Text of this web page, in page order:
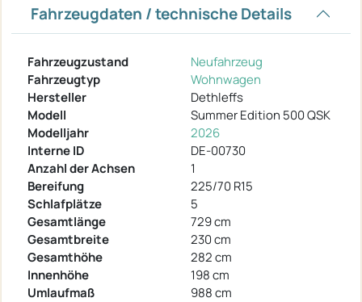
Fahrzeugdaten / technische Details
Fahrzeugzustand
Neufahrzeug
Fahrzeugtyp
Wohnwagen
Hersteller
Dethleffs
Modell
Summer Edition 500 QSK
Modelljahr
2026
Interne ID
DE-00730
Anzahl der Achsen
1
Bereifung
225/70 R15
Schlafplätze
5
Gesamtlänge
729 cm
Gesamtbreite
230 cm
Gesamthöhe
282 cm
Innenhöhe
198 cm
Umlaufmaß
988 cm